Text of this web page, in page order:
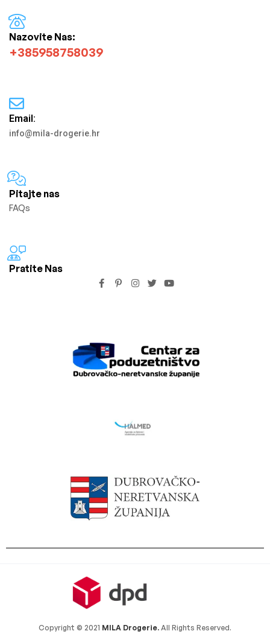
Nazovite Nas:
+385958758039
Email:
info@mila-drogerie.hr
Pitajte nas
FAQs
Pratite Nas
Copyright © 2021 MILA Drogerie. All Rights Reserved.